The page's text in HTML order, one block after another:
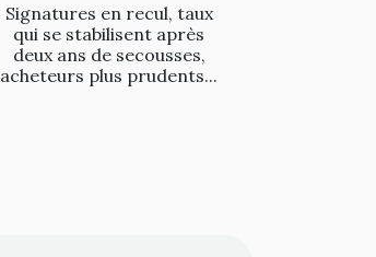
Signatures en recul, taux
qui se stabilisent après
deux ans de secousses,
acheteurs plus prudents...